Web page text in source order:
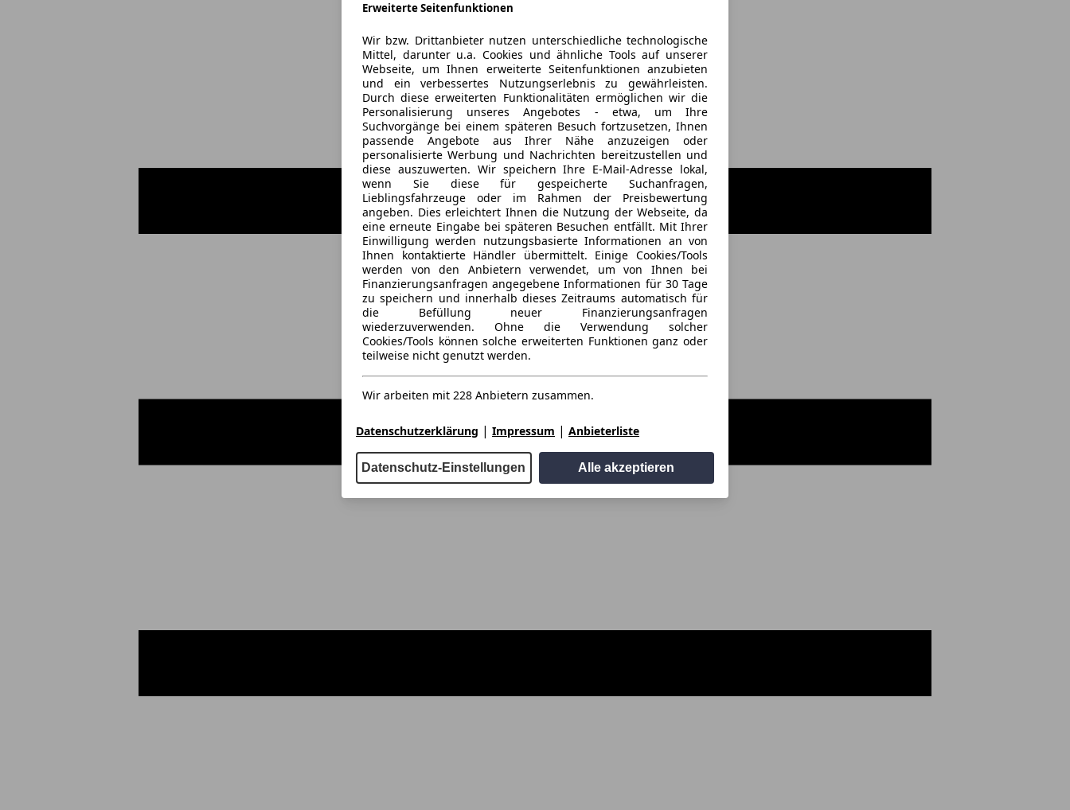
Erweiterte Seitenfunktionen
Wir bzw. Drittanbieter nutzen unterschiedliche technologische
Mittel, darunter u.a. Cookies und ähnliche Tools auf unserer
Webseite, um Ihnen erweiterte Seitenfunktionen anzubieten
und ein verbessertes Nutzungserlebnis zu gewährleisten.
Durch diese erweiterten Funktionalitäten ermöglichen wir die
Personalisierung unseres Angebotes - etwa, um Ihre
Suchvorgänge bei einem späteren Besuch fortzusetzen, Ihnen
passende Angebote aus Ihrer Nähe anzuzeigen oder
personalisierte Werbung und Nachrichten bereitzustellen und
diese auszuwerten. Wir speichern Ihre E-Mail-Adresse lokal,
wenn Sie diese für gespeicherte Suchanfragen,
Lieblingsfahrzeuge oder im Rahmen der Preisbewertung
angeben. Dies erleichtert Ihnen die Nutzung der Webseite, da
eine erneute Eingabe bei späteren Besuchen entfällt. Mit Ihrer
Einwilligung werden nutzungsbasierte Informationen an von
Ihnen kontaktierte Händler übermittelt. Einige Cookies/Tools
werden von den Anbietern verwendet, um von Ihnen bei
Finanzierungsanfragen angegebene Informationen für 30 Tage
zu speichern und innerhalb dieses Zeitraums automatisch für
die Befüllung neuer Finanzierungsanfragen
wiederzuverwenden. Ohne die Verwendung solcher
Cookies/Tools können solche erweiterten Funktionen ganz oder
teilweise nicht genutzt werden.
Wir arbeiten mit 228 Anbietern zusammen.
Datenschutzerklärung | Impressum | Anbieterliste
Datenschutz-Einstellungen Alle akzeptieren